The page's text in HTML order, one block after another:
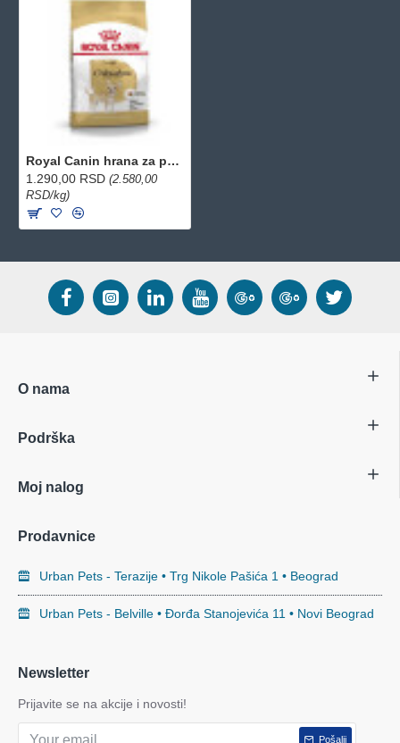
Royal Canin hrana za pse Chihuahua Adult 500g
1.290,00 RSD (2.580,00
RSD/kg)
O nama
Podrška
Moj nalog
Prodavnice
Urban Pets - Terazije • Trg Nikole Pašića 1 • Beograd
Urban Pets - Belville • Đorđa Stanojevića 11 • Novi Beograd
Newsletter
Prijavite se na akcije i novosti!
Pošalji